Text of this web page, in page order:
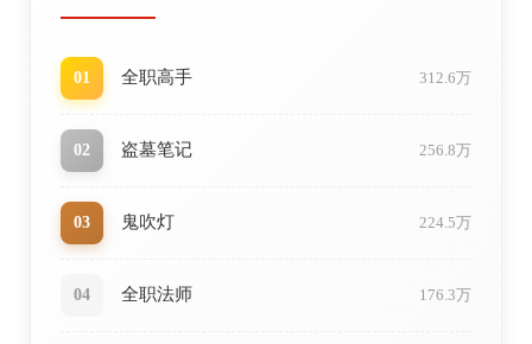
01 全职高手 312.6万
02 盗墓笔记 256.8万
03 鬼吹灯 224.5万
04 全职法师 176.3万